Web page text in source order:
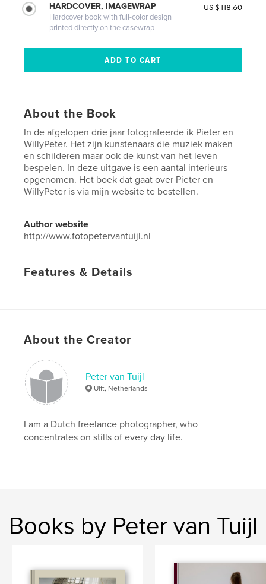
HARDCOVER, IMAGEWRAP
Hardcover book with full-color design
printed directly on the casewrap
US $118.60
About the Book
In de afgelopen drie jaar fotografeerde ik Pieter en
WillyPeter. Het zijn kunstenaars die muziek maken
en schilderen maar ook de kunst van het leven
bespelen. In deze uitgave is een aantal interieurs
opgenomen. Het boek dat gaat over Pieter en
WillyPeter is via mijn website te bestellen.
Author website
http://www.fotopetervantuijl.nl
Features & Details
Publish Date:Jan 24, 2017
Keywords
interieurs , schilderijen
About the Creator
Peter van Tuijl
Ulft, Netherlands
I am a Dutch freelance photographer, who
concentrates on stills of every day life.
Books by Peter van Tuijl